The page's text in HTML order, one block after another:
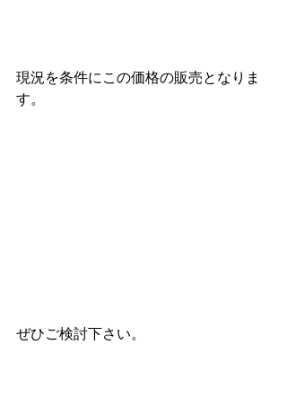
現況を条件にこの価格の販売となりま
す。
ぜひご検討下さい。